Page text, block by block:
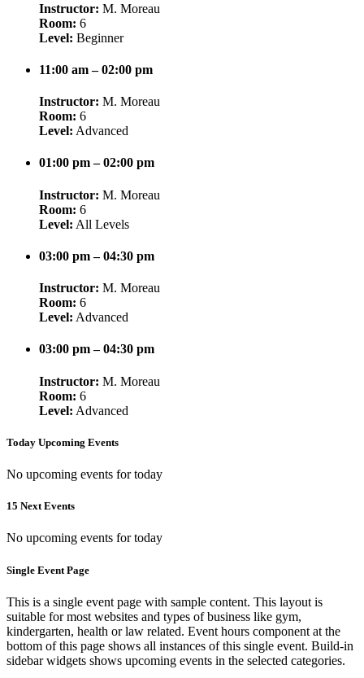
Instructor: M. Moreau
Room: 6
Level: Beginner
11:00 am – 02:00 pm
Instructor: M. Moreau
Room: 6
Level: Advanced
01:00 pm – 02:00 pm
Instructor: M. Moreau
Room: 6
Level: All Levels
03:00 pm – 04:30 pm
Instructor: M. Moreau
Room: 6
Level: Advanced
03:00 pm – 04:30 pm
Instructor: M. Moreau
Room: 6
Level: Advanced
Today Upcoming Events
No upcoming events for today
15 Next Events
No upcoming events for today
Single Event Page
This is a single event page with sample content. This layout is
suitable for most websites and types of business like gym,
kindergarten, health or law related. Event hours component at the
bottom of this page shows all instances of this single event. Build-in
sidebar widgets shows upcoming events in the selected categories.